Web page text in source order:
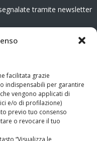
facilitata grazie
indispensabili per garantire
vengono applicati di
e/o di profilazione)
previo tuo consenso
o revocare il tuo
“Visualizza le
tramite newsletter
presso il Tribunale di
responsabile: